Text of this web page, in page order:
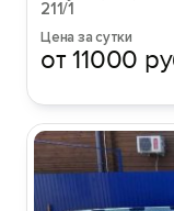
211/1
Цена за сутки
от 11000